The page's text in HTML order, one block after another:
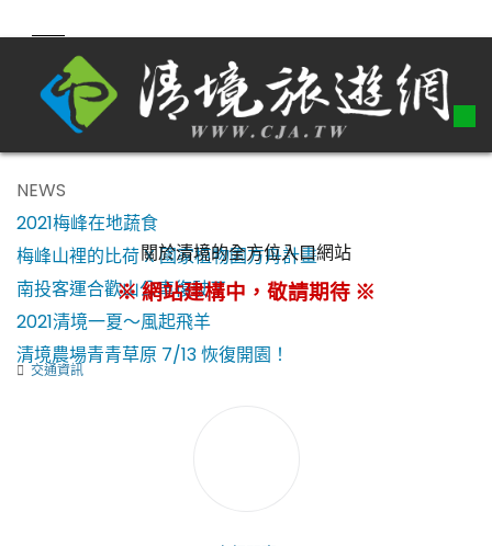
NEWS
2021梅峰在地蔬食
梅峰山裡的比荷 X 國家植物園方舟計畫
南投客運合歡山公車復駛了！
2021清境一夏～風起飛羊
清境農場青青草原 7/13 恢復開園！
關於清境的全方位入口網站
※ 網站建構中，敬請期待 ※
交通資訊